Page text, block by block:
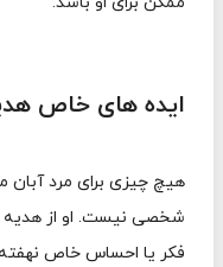
ایده های خاص
هیچ چیزی برای مرد آبان
شخصی نیست. او از
فکر یا احساس خاص